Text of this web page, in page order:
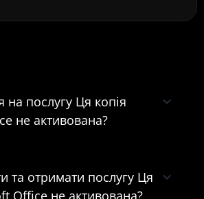
на послугу Ця копія
не активована?
та отримати послугу Ця
Office не активована?